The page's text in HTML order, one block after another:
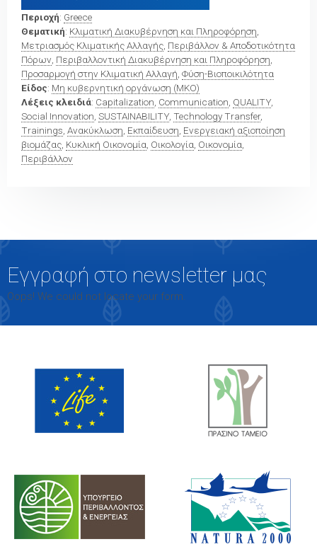
Περιοχή: Greece
Θεματική: Κλιματική Διακυβέρνηση και Πληροφόρηση
Μετριασμός Κλιματικής Αλλαγής Περιβάλλον & Αποδοτικότητα
Πόρων Περιβαλλοντική Διακυβέρνηση και Πληροφόρηση
Προσαρμογή στην Κλιματική Αλλαγή Φύση-Βιοποικιλότητα
Είδος: Μη κυβερνητική οργάνωση (ΜΚΟ)
Λέξεις κλειδιά: Capitalization Communication QUALITY
Social Innovation SUSTAINABILITY Technology Transfer,
Trainings Ανακύκλωση Εκπαίδευση Ενεργειακή αξιοποίηση
βιομάζας Κυκλική Οικονομία Οικολογία Οικονομία
Περιβάλλον
Εγγραφή στο newsletter μας
Oops! We could not locate your form.